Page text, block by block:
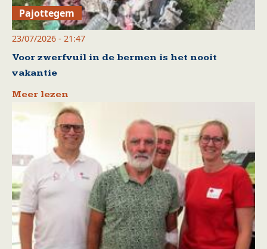
Pajottegem
23/07/2026 - 21:47
Voor zwerfvuil in de bermen is het nooit
vakantie
Meer lezen